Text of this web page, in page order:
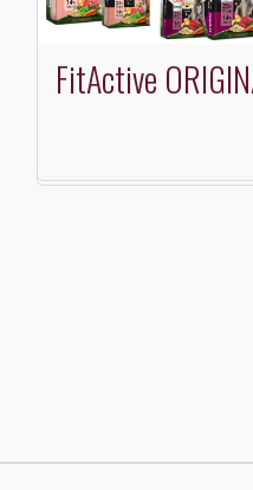
FitActive